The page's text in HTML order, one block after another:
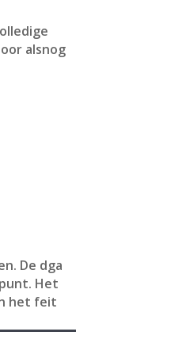
alsnog
De dga
Het
het feit